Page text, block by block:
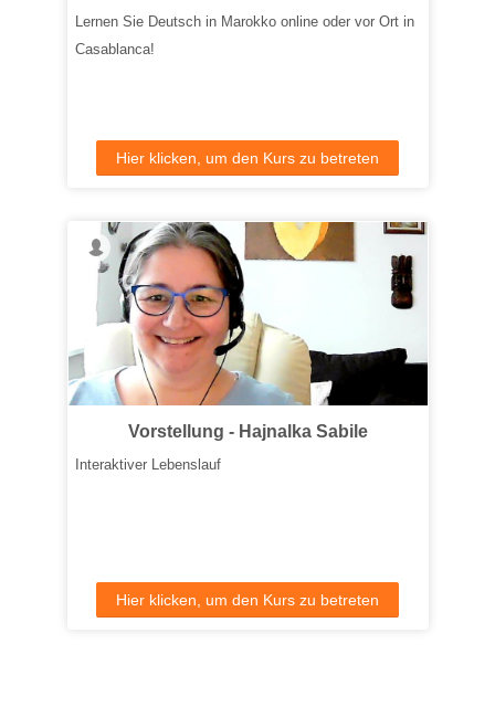
Lernen Sie Deutsch in Marokko online oder vor Ort in
Casablanca!
Hier klicken, um den Kurs zu betreten
Vorstellung - Hajnalka Sabile
Interaktiver Lebenslauf
Hier klicken, um den Kurs zu betreten